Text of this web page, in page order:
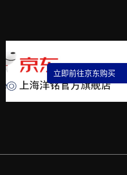
立即前往京东购买